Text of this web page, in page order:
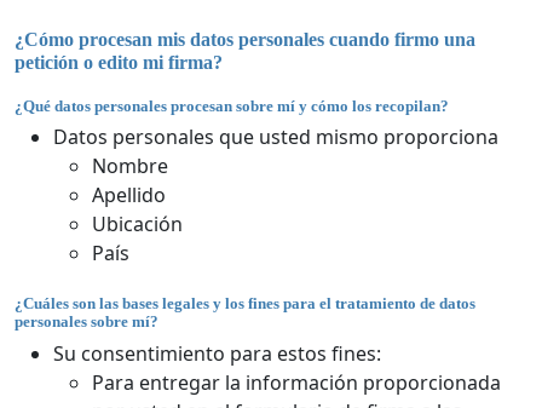
¿Cómo procesan mis datos personales cuando firmo una
petición o edito mi firma?
¿Qué datos personales procesan sobre mí y cómo los recopilan?
Datos personales que usted mismo proporciona
Nombre
Apellido
Ubicación
País
¿Cuáles son las bases legales y los fines para el tratamiento de datos
personales sobre mí?
Su consentimiento para estos fines:
Para entregar la información proporcionada